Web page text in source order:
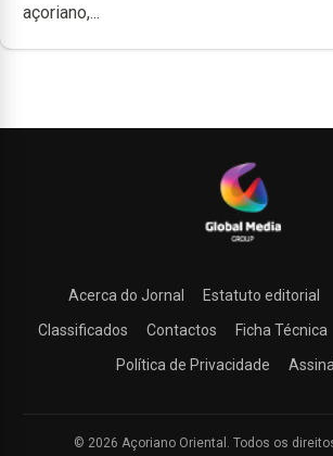
açoriano,...
Acerca do Jornal Estatuto editorial
Classificados
Contactos Ficha Técnica
Política de Privacidade
© 2026 Açoriano Oriental. Todos os